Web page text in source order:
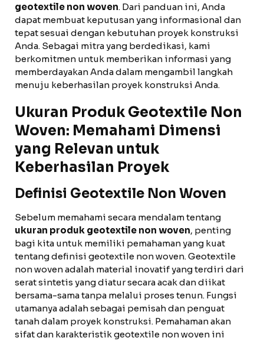
geotextile non woven. Dari panduan ini, Anda
dapat membuat keputusan yang informasional dan
tepat sesuai dengan kebutuhan proyek konstruksi
Anda. Sebagai mitra yang berdedikasi, kami
berkomitmen untuk memberikan informasi yang
memberdayakan Anda dalam mengambil langkah
menuju keberhasilan proyek konstruksi Anda.
Ukuran Produk Geotextile Non
Woven: Memahami Dimensi
yang Relevan untuk
Keberhasilan Proyek
Definisi Geotextile Non Woven
Sebelum memahami secara mendalam tentang
ukuran produk geotextile non woven, penting
bagi kita untuk memiliki pemahaman yang kuat
tentang definisi geotextile non woven. Geotextile
non woven adalah material inovatif yang terdiri dari
serat sintetis yang diatur secara acak dan diikat
bersama-sama tanpa melalui proses tenun. Fungsi
utamanya adalah sebagai pemisah dan penguat
tanah dalam proyek konstruksi. Pemahaman akan
sifat dan karakteristik geotextile non woven ini